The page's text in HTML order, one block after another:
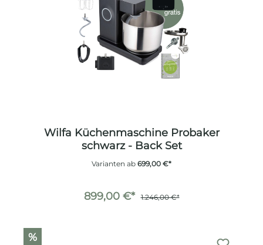
Wilfa Küchenmaschine Probaker
schwarz - Back Set
Varianten ab 699,00 €*
899,00 €* 1.246,00 €*
%